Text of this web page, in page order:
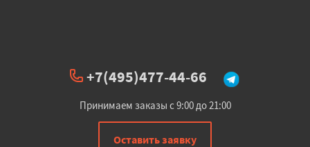
+7(495)477-44-66
Принимаем заказы с 9:00 до 21:00
Оставить заявку